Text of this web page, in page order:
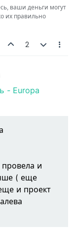
ваши деньги могут
их правильно
2
- Europa
и
( еще
и проект